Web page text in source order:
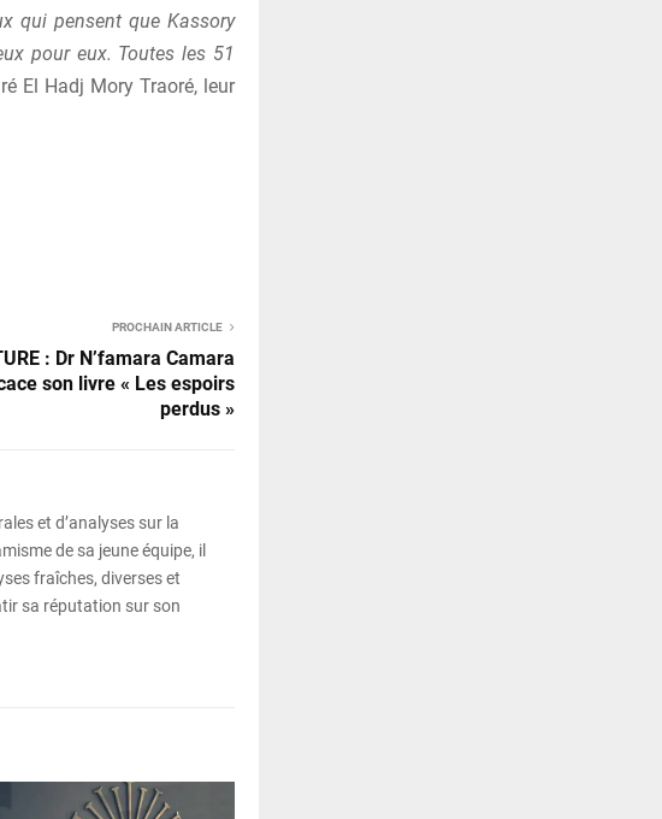
qui pensent que Kassory
pour eux. Toutes les 51
El Hadj Mory Traoré, leur
PROCHAIN ARTICLE
: Dr N’famara Camara
son livre « Les espoirs
perdus »
et d’analyses sur la
de sa jeune équipe, il
fraîches, diverses et
sa réputation sur son